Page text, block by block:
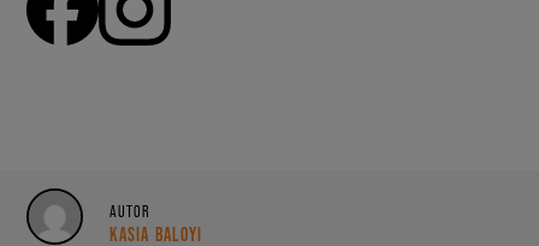
AUTOR
KASIA BALOYI